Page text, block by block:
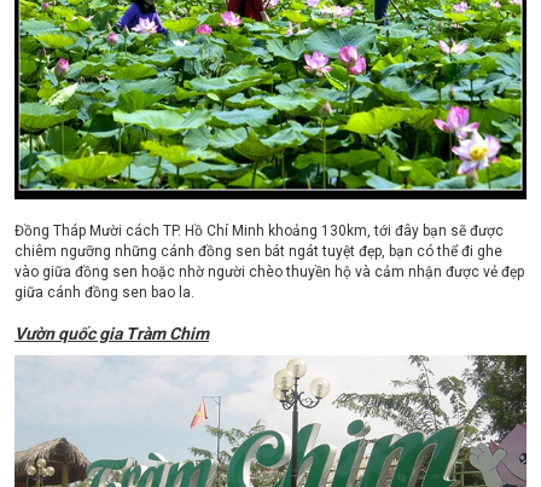
Đồng Tháp Mười cách TP. Hồ Chí Minh khoảng 130km, tới đây bạn sẽ được
chiêm ngưỡng những cánh đồng sen bát ngát tuyệt đẹp, bạn có thể đi ghe
vào giữa đồng sen hoặc nhờ người chèo thuyền hộ và cảm nhận được vẻ đẹp
giữa cánh đồng sen bao la.
Vườn quốc gia Tràm Chim